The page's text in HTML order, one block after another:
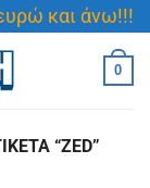
και άνω!!!
0
“ZED”